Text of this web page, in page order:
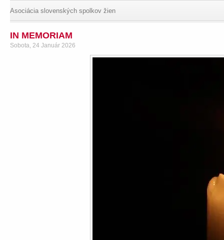
Asociácia slovenských spolkov žien
IN MEMORIAM
Sobota, 24 Január 2026